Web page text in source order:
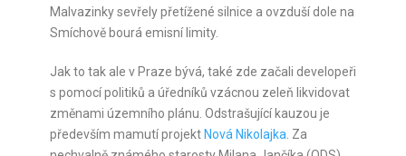
Malvazinky sevřely přetížené silnice a ovzduší dole na
Smíchově bourá emisní limity.
Jak to tak ale v Praze bývá, také zde začali developeři
s pomocí politiků a úředníků vzácnou zeleň likvidovat
změnami územního plánu. Odstrašující kauzou je
především mamutí projekt Nová Nikolajka . Za